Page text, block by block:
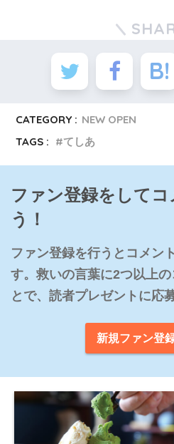
CATEGORY : NEW OPEN
TAGS :
てしあ
ファン登録をしてコ
う！
ファン登録を行うとコメン
す。救いの言葉に2つ以上
とで、読者プレゼントに応
新規ファン登